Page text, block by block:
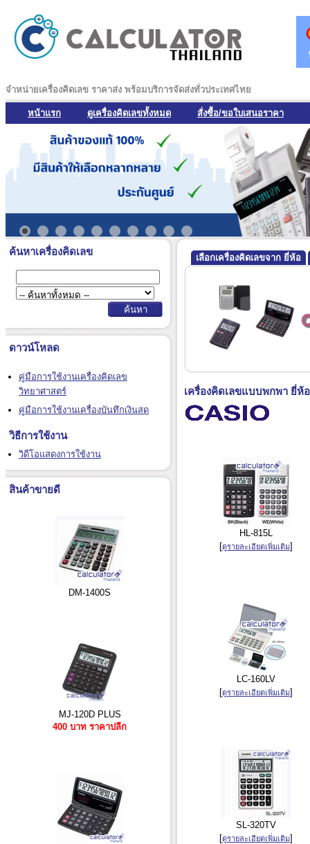
จำหน่ายเครื่องคิดเลข ราคาส่ง พร้อมบริการจัดส่งทั่วประเทศไทย
หน้าแรก ดูเครื่องคิดเลขทั้งหมด สั่งซื้อ/ขอใบเสนอราคา
ค้นหาเครื่องคิดเลข
ดาวน์โหลด
คู่มือการใช้งานเครื่องคิดเลข
วิทยาศาสตร์
คู่มือการใช้งานเครื่องบันทึกเงินสด
วิธีการใช้งาน
วิดีโอแสดงการใช้งาน
สินค้าขายดี
DM-1400S
MJ-120D PLUS
400 บาท ราคาปลีก
เลือกเครื่องคิดเลขจาก ยี่ห้อ
เครื่องคิดเลขแบบพกพา ยี่ห้
HL-815L
[ดูรายละเอียดเพิ่มเติม]
LC-160LV
[ดูรายละเอียดเพิ่มเติม]
SL-320TV
[ดูรายละเอียดเพิ่มเติม]